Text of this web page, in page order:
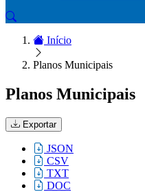
Início
Planos Municipais
Planos Municipais
Exportar
JSON
CSV
TXT
DOC